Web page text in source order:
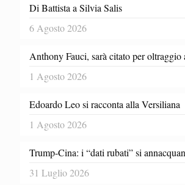
Di Battista a Silvia Salis
6 Agosto 2026
Anthony Fauci, sarà citato per oltraggio
1 Agosto 2026
Edoardo Leo si racconta alla Versiliana
1 Agosto 2026
Trump-Cina: i “dati rubati” si
31 Luglio 2026